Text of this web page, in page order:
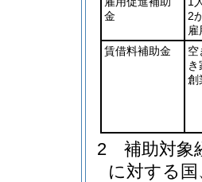
金
2
賃借料補助金
空
創
2
補助対象
に対する